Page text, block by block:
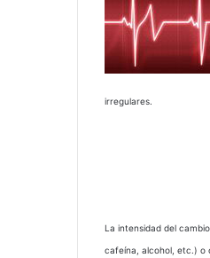
irregulares.
La intensidad del
cafeína, alcohol, etc.) o